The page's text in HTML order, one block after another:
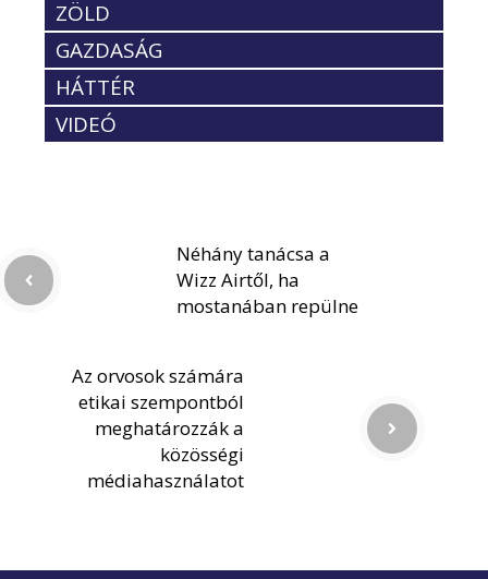
ZÖLD
GAZDASÁG
HÁTTÉR
VIDEÓ
Néhány tanácsa a
Wizz Airtől, ha
mostanában repülne
Az orvosok számára
etikai szempontból
meghatározzák a
közösségi
médiahasználatot